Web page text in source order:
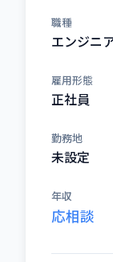
職種
エンジニ
雇用形態
正社員
勤務地
未設定
年収
応相談